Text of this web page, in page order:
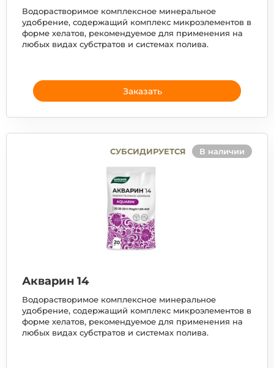
Водорастворимое комплексное минеральное
удобрение, содержащий комплекс микроэлементов в
форме хелатов, рекомендуемое для применения на
любых видах субстратов и системах полива.
Заказать
СУБСИДИРУЕТСЯ В наличии
Акварин 14
Водорастворимое комплексное минеральное
удобрение, содержащий комплекс микроэлементов в
форме хелатов, рекомендуемое для применения на
любых видах субстратов и системах полива.